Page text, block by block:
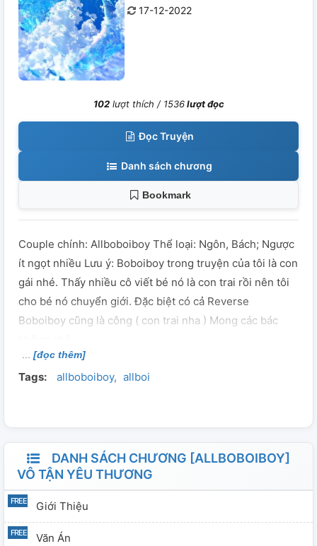
17-12-2022
102lượt thích / 1536lượt đọc
Đọc Truyện
Danh sách chương
Bookmark
Couple chính: Allboboiboy Thể loại: Ngôn, Bách; Ngược
ít ngọt nhiều Lưu ý: Boboiboy trong truyện của tôi là con
gái nhé. Thấy nhiều cô viết bé nó là con trai rồi nên tôi
cho bé nó chuyển giới. Đặc biệt có cả Reverse
Boboiboy cũng là công ( con trai nha ) Mong các bác
--------------------------------- Vã quá mà ít người làm
nên phải tự thân vận động Ai không thích có thể cuốn
[đọc thêm]
Tags: allboboiboy allboi
DANH SÁCH CHƯƠNG [ALLBOBOIBOY]
VÔ TẬN YÊU THƯƠNG
Giới Thiệu
Văn Án